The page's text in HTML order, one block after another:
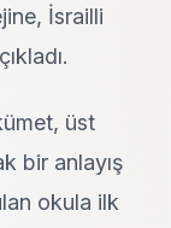
İsrailli
üst
bir anlayış
okula ilk